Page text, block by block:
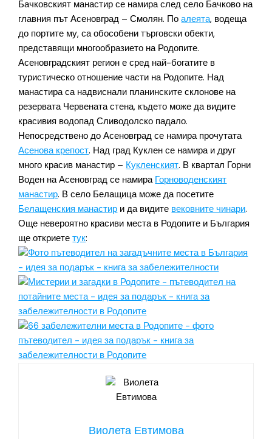
Бачковският манастир се намира след село Бачково на
главния път Асеновград – Смолян. Поалеята, водеща
до портите му, са обособени търговски обекти,
представящи многообразието на Родопите.
Асеновградският регион е сред най-богатите в
туристическо отношение части на Родопите. Над
манастира са надвиснали планинските склонове на
резервата Червената стена, където може да видите
красивия водопад Сливодолско падало.
Непосредствено до Асеновград се намира прочутата
Асенова крепост. Над град Куклен се намира и друг
много красив манастир – Кукленският. В квартал Горни
Воден на Асеновград се намира Горноводенският
манастир. В село Белащица може да посетите
Белащенския манастир и да видите вековните чинари.
Още невероятно красиви места в Родопите и България
ще откриететук:
Виолета Евтимова